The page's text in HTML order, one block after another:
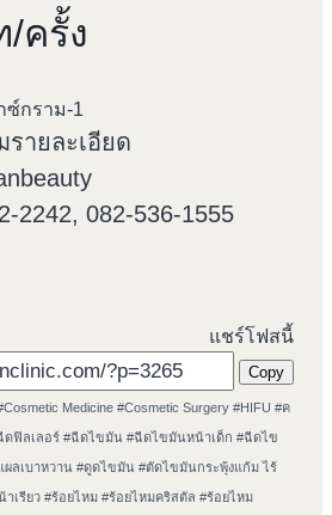
/ครั้ง
ายละเอียด
2242, 082-536-1555
แชร์โฟสนี้
Copy
Cosmetic Medicine #Cosmetic Surgery #HIFU #ค
ดฟิลเลอร์ #ฉีดไขมัน #ฉีดไขมันหน้าเด็ก #ฉีดไข
ลเบาหวาน #ดูดไขมัน #ตัดไขมันกระพุ้งแก้ม ไร้
เรียว #ร้อยไหม #ร้อยไหมคริสตัล #ร้อยไหม